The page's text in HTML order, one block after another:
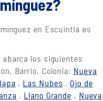
en Escuintla es
los siguientes
Barrio, Colonia: Nueva
, Las Nubes ,Ojo de
, Llano Grande , Nueva